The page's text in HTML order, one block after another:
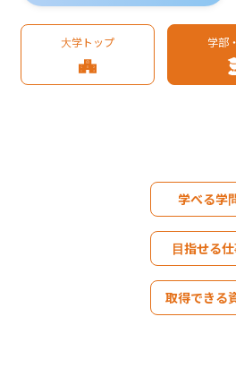
大学トップ 学部
学べる学
目指せる
取得できる